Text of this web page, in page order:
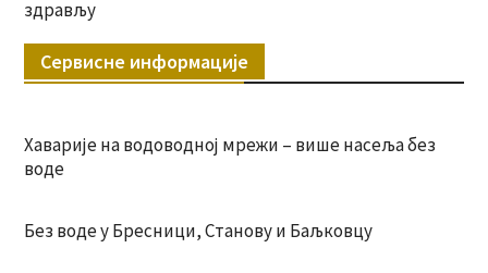
здрављу
Сервисне информације
Хаварије на водоводној мрежи – више насеља без
воде
Без воде у Бресници, Станову и Баљковцу